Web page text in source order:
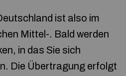
ist also im
Mittel-. Bald werden
in das Sie sich
Die Übertragung erfolgt